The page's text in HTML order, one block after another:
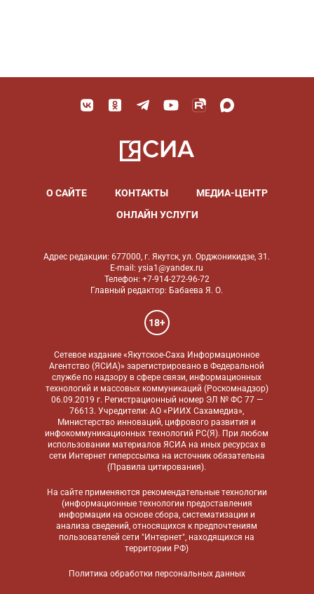
О САЙТЕ КОНТАКТЫ
МЕДИА-ЦЕНТР
ОНЛАЙН УСЛУГИ
Адрес редакции: 677000, г. Якутск, ул. Орджоникидзе, 31.
E-mail: ysia1@yandex.ru
Телефон: +7-914-272-96-72
Главный редактор: Бабаева Я. О.
18+
Сетевое издание «Якутское-Саха Информационное
Агентство (ЯСИА)» зарегистрировано в Федеральной
службе по надзору в сфере связи, информационных
технологий и массовых коммуникаций (Роскомнадзор)
06.09.2019 г. Регистрационный номер ЭЛ № ФС 77 —
76613. Учредители: АО «РИИХ Сахамедиа»,
Министерство инноваций, цифрового развития и
инфокоммуникационных технологий РС(Я). При любом
использовании материалов ЯСИА на иных ресурсах в
сети Интернет гиперссылка на источник обязательна
(Правила цитирования).
На сайте применяются рекомендательные технологии
(информационные технологии предоставления
информации на основе сбора, систематизации и
анализа сведений, относящихся к предпочтениям
пользователей сети "Интернет", находящихся на
территории РФ)
Политика обработки персональных данных